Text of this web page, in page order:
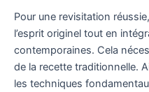
Pour une revisitation
l’esprit originel tout en
contemporaines. Cela
de la recette traditionnelle.
les techniques